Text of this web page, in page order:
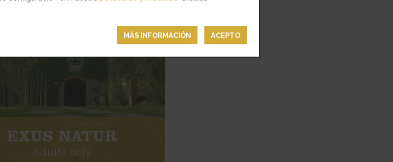
EXUS NATUR
Adults only
ACEPTO
MÁS INFORMACIÓN